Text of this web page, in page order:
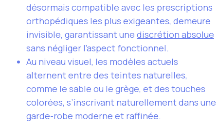
désormais compatible avec les prescriptions
orthopédiques les plus exigeantes, demeure
invisible, garantissant une discrétion absolue
sans négliger l’aspect fonctionnel.
Au niveau visuel, les modèles actuels
alternent entre des teintes naturelles,
comme le sable ou le grège, et des touches
colorées, s’inscrivant naturellement dans une
garde-robe moderne et raffinée.